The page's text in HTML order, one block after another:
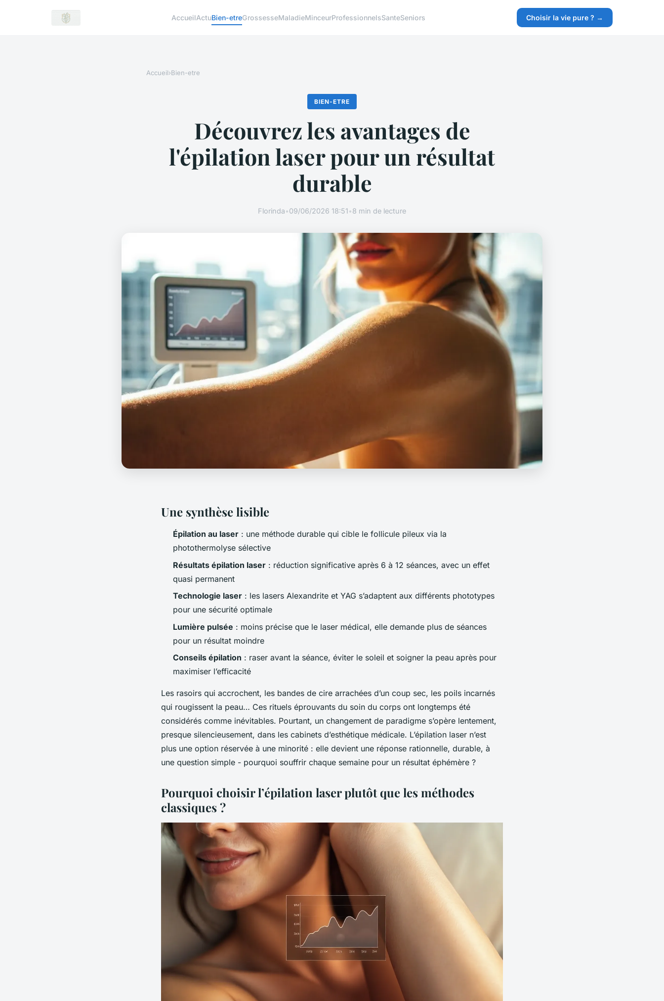
AccueilActuBien-etreGrossesseMaladieMinceurProfessionnelsSanteSeniors Choisir la vie pure ? →
Accueil›Bien-etre
BIEN-ETRE
Découvrez les avantages de
l'épilation laser pour un résultat
durable
Florinda•09/06/2026 18:51•8 min de lecture
Une synthèse lisible
Épilation au laser : une méthode durable qui cible le follicule pileux via la
photothermolyse sélective
Résultats épilation laser : réduction significative après 6 à 12 séances, avec un effet
quasi permanent
Technologie laser : les lasers Alexandrite et YAG s’adaptent aux différents phototypes
pour une sécurité optimale
Lumière pulsée : moins précise que le laser médical, elle demande plus de séances
pour un résultat moindre
Conseils épilation : raser avant la séance, éviter le soleil et soigner la peau après pour
maximiser l’efficacité
Les rasoirs qui accrochent, les bandes de cire arrachées d’un coup sec, les poils incarnés
qui rougissent la peau… Ces rituels éprouvants du soin du corps ont longtemps été
considérés comme inévitables. Pourtant, un changement de paradigme s’opère lentement,
presque silencieusement, dans les cabinets d’esthétique médicale. L’épilation laser n’est
plus une option réservée à une minorité : elle devient une réponse rationnelle, durable, à
une question simple - pourquoi souffrir chaque semaine pour un résultat éphémère ?
Pourquoi choisir l’épilation laser plutôt que les méthodes
classiques ?